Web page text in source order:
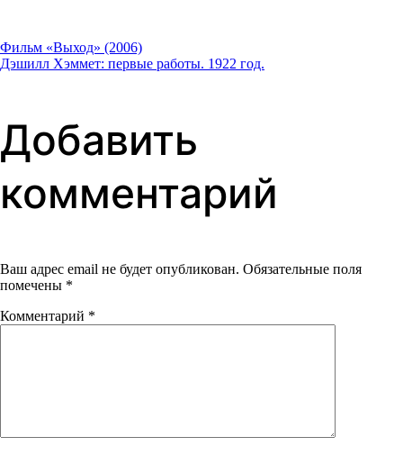
Фильм «Выход» (2006)
Дэшилл Хэммет: первые работы. 1922 год.
Добавить
комментарий
Ваш адрес email не будет опубликован. Обязательные поля
помечены *
Комментарий *